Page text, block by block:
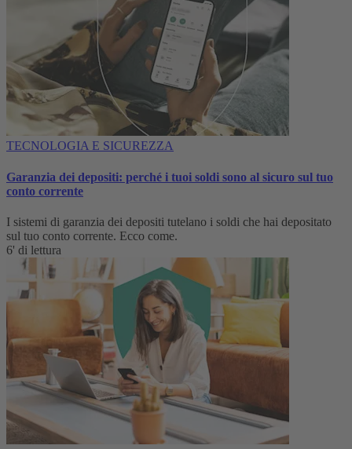
TECNOLOGIA E SICUREZZA
Garanzia dei depositi: perché i tuoi soldi sono al sicuro sul tuo
conto corrente
I sistemi di garanzia dei depositi tutelano i soldi che hai depositato
sul tuo conto corrente. Ecco come.
6' di lettura